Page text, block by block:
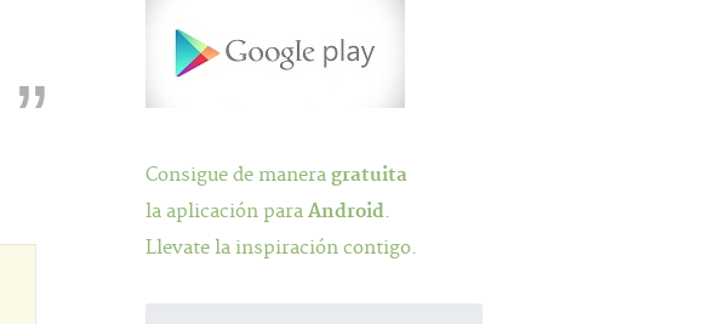
Consigue de maneragratuita
la aplicación paraAndroid.
Llevate la inspiración contigo.